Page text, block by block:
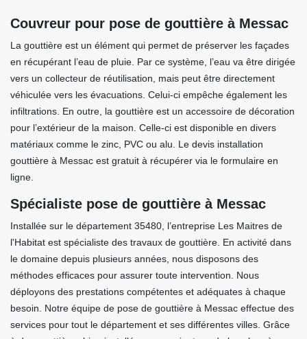
Couvreur pour pose de gouttière à Messac
La gouttière est un élément qui permet de préserver les façades
en récupérant l’eau de pluie. Par ce système, l’eau va être dirigée
vers un collecteur de réutilisation, mais peut être directement
véhiculée vers les évacuations. Celui-ci empêche également les
infiltrations. En outre, la gouttière est un accessoire de décoration
pour l’extérieur de la maison. Celle-ci est disponible en divers
matériaux comme le zinc, PVC ou alu. Le devis installation
gouttière à Messac est gratuit à récupérer via le formulaire en
ligne.
Spécialiste pose de gouttière à Messac
Installée sur le département 35480, l’entreprise Les Maitres de
l'Habitat est spécialiste des travaux de gouttière. En activité dans
le domaine depuis plusieurs années, nous disposons des
méthodes efficaces pour assurer toute intervention. Nous
déployons des prestations compétentes et adéquates à chaque
besoin. Notre équipe de pose de gouttière à Messac effectue des
services pour tout le département et ses différentes villes. Grâce